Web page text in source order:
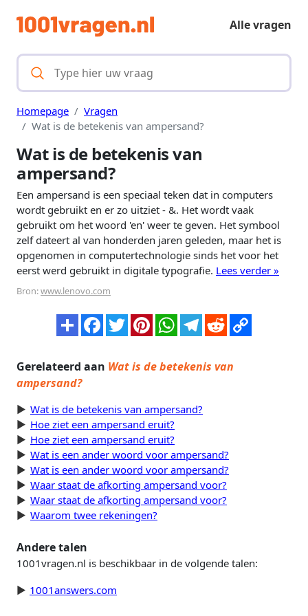
Alle vragen
Homepage
Vragen
Wat is de betekenis van ampersand?
Wat is de betekenis van
ampersand?
Een ampersand is een speciaal teken dat in computers
wordt gebruikt en er zo uitziet - &. Het wordt vaak
gebruikt om het woord 'en' weer te geven. Het symbool
zelf dateert al van honderden jaren geleden, maar het is
opgenomen in computertechnologie sinds het voor het
eerst werd gebruikt in digitale typografie. Lees verder »
Bron:www.lenovo.com
Gerelateerd aan Wat is de betekenis van
ampersand?
Wat is de betekenis van ampersand?
Hoe ziet een ampersand eruit?
Hoe ziet een ampersand eruit?
Wat is een ander woord voor ampersand?
Wat is een ander woord voor ampersand?
Waar staat de afkorting ampersand voor?
Waar staat de afkorting ampersand voor?
Waarom twee rekeningen?
Andere talen
1001vragen.nl is beschikbaar in de volgende talen:
1001answers.com